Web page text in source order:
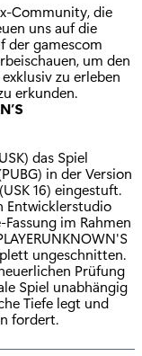
Community, die
uns auf die
der gamescom
um den
zu erleben
erkunden.
das Spiel
in der Version
16) eingestuft.
Entwicklerstudio
im Rahmen
ungeschnitten.
Prüfung
Spiel unabhängig
Tiefe legt und
fordert.